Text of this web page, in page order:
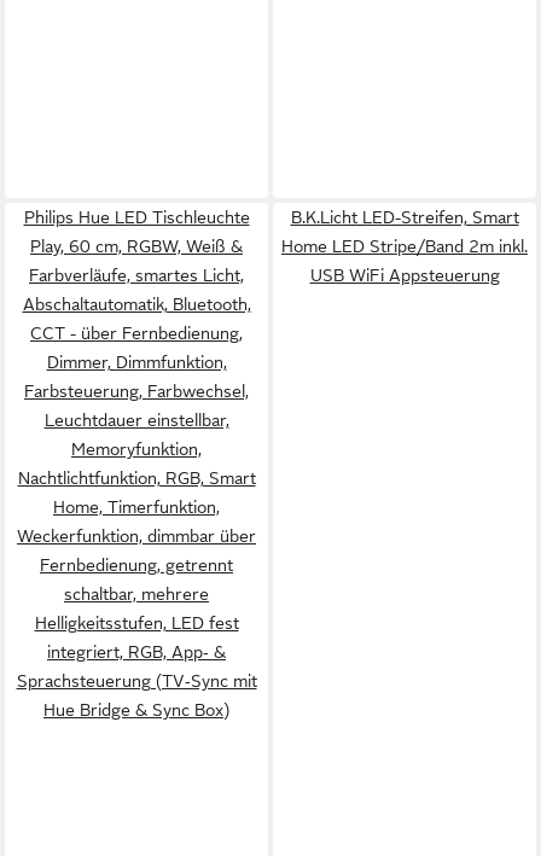
Philips Hue LED Tischleuchte
Play, 60 cm, RGBW, Weiß &
Farbverläufe, smartes Licht,
Abschaltautomatik, Bluetooth,
CCT - über Fernbedienung,
Dimmer, Dimmfunktion,
Farbsteuerung, Farbwechsel,
Leuchtdauer einstellbar,
Memoryfunktion,
Nachtlichtfunktion, RGB, Smart
Home, Timerfunktion,
Weckerfunktion, dimmbar über
Fernbedienung, getrennt
schaltbar, mehrere
Helligkeitsstufen, LED fest
integriert, RGB, App‑ &
Sprachsteuerung (TV‑Sync mit
Hue Bridge & Sync Box)
B.K.Licht LED-Streifen, Smart
Home LED Stripe/Band 2m inkl.
USB WiFi Appsteuerung